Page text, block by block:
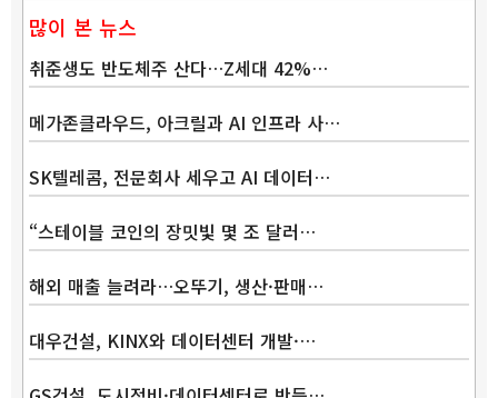
많이 본 뉴스
취준생도 반도체주 산다…Z세대 42%…
메가존클라우드, 아크릴과 AI 인프라 사…
SK텔레콤, 전문회사 세우고 AI 데이터…
“스테이블 코인의 장밋빛 몇 조 달러…
해외 매출 늘려라…오뚜기, 생산·판매…
대우건설, KINX와 데이터센터 개발·…